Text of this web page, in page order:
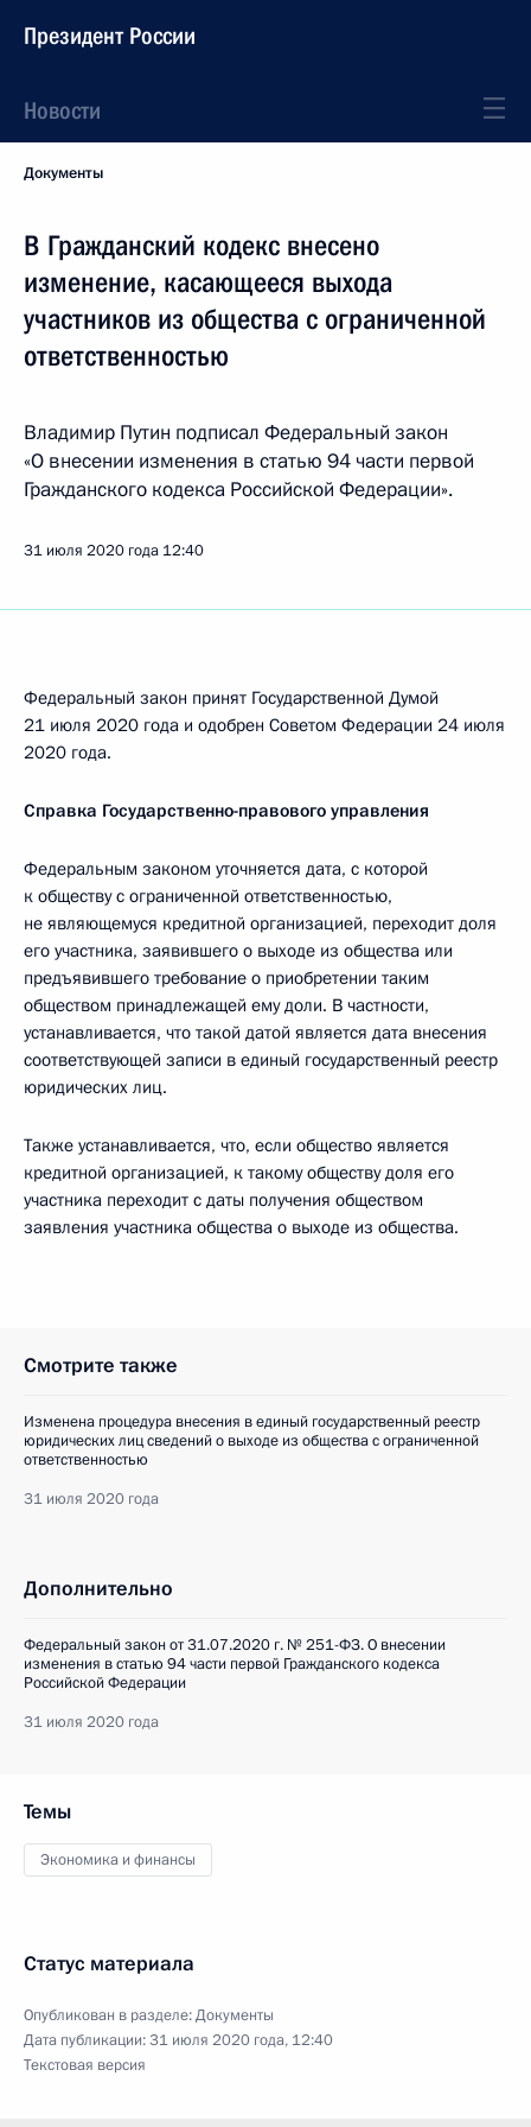
Президент России
Новости
Документы
В Гражданский кодекс внесено
изменение, касающееся выхода
участников из общества с ограниченной
ответственностью
Владимир Путин подписал Федеральный закон
«О внесении изменения в статью 94 части первой
Гражданского кодекса Российской Федерации».
31 июля 2020 года 12:40
Федеральный закон принят Государственной Думой
21 июля 2020 года и одобрен Советом Федерации 24 июля
2020 года.
Справка Государственно-правового управления
Федеральным законом уточняется дата, с которой
к обществу с ограниченной ответственностью,
не являющемуся кредитной организацией, переходит доля
его участника, заявившего о выходе из общества или
предъявившего требование о приобретении таким
обществом принадлежащей ему доли. В частности,
устанавливается, что такой датой является дата внесения
соответствующей записи в единый государственный реестр
юридических лиц.
Также устанавливается, что, если общество является
кредитной организацией, к такому обществу доля его
участника переходит с даты получения обществом
заявления участника общества о выходе из общества.
Смотрите также
Изменена процедура внесения в единый государственный реестр
юридических лиц сведений о выходе из общества с ограниченной
ответственностью
31 июля 2020 года
Дополнительно
Федеральный закон от 31.07.2020 г. № 251-ФЗ. О внесении
изменения в статью 94 части первой Гражданского кодекса
Российской Федерации
31 июля 2020 года
Темы
Экономика и финансы
Статус материала
Опубликован в разделе:Документы
Дата публикации:31 июля 2020 года, 12:40
Текстовая версия